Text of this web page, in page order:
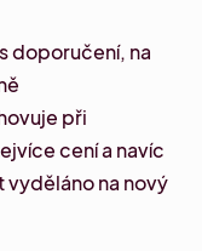
doporučení, na
při
cení a navíc
vyděláno na nový